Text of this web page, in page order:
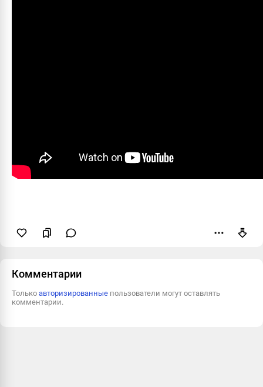
Комментарии
Только авторизированные пользователи могут оставлять
комментарии.